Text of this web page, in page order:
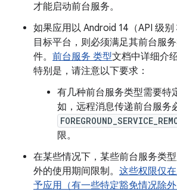
才能启动前台服务。
如果应用以 Android 14（API 级
目标平台，则必须满足其前台服
件。 前台服务 类型文档中详细介
特别是，请注意以下要求：
有几种前台服务类型需要特
如，远程消息传递前台服务
限。
在某些情况下，某些前台服务类
外的使用期间限制。 这些权限仅
予应用（有一些特定豁免情况除外